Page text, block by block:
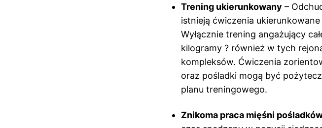
Trening ukierunkowany –
istnieją ćwiczenia
Wyłącznie trening angażujący
kilogramy ? również w tych
kompleksów. Ćwiczenia
oraz pośladki mogą być
planu treningowego.
Znikoma praca mięśni